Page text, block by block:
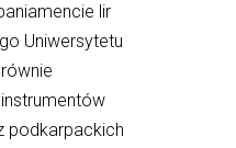
lir
Uniwersytetu
podkarpackich